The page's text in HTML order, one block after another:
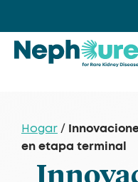
contenido
Hogar /
en etapa terminal